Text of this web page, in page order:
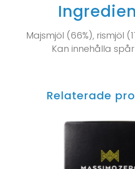
Majsmjöl (66%), rismjöl
Kan innehålla
Relaterade